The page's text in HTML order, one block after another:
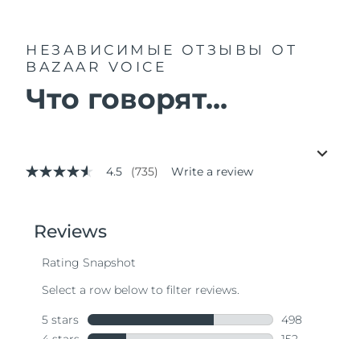
НЕЗАВИСИМЫЕ ОТЗЫВЫ
ОТ
BAZAAR VOICE
Что говорят...
4.5
stars,
average
value.
735
Same
page
4.5 (735) Write a review